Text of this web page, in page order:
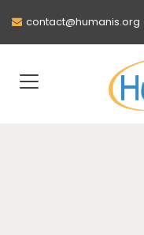
contact@humanis.org